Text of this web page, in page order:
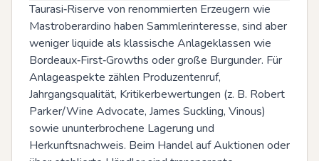
Taurasi‑Riserve von renommierten Erzeugern wie
Mastroberardino haben Sammlerinteresse, sind aber
weniger liquide als klassische Anlageklassen wie
Bordeaux‑First‑Growths oder große Burgunder. Für
Anlageaspekte zählen Produzentenruf,
Jahrgangsqualität, Kritikerbewertungen (z. B. Robert
Parker/Wine Advocate, James Suckling, Vinous)
sowie ununterbrochene Lagerung und
Herkunftsnachweis. Beim Handel auf Auktionen oder